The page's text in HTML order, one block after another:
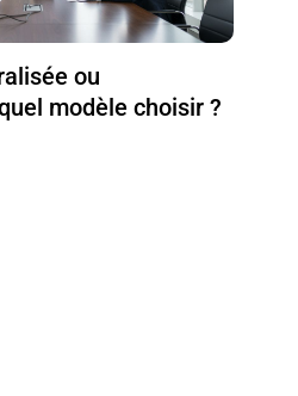
ou
modèle choisir ?